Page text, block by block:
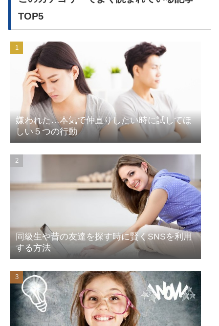
TOP5
嫌われた…本気で仲直りしたい時に試してほ
しい５つの行動
同級生や昔の友達を探す時に賢くSNSを利用
する方法